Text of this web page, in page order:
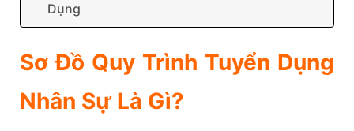
Dụng
Sơ Đồ Quy Trình Tuyển Dụng
Nhân Sự Là Gì?